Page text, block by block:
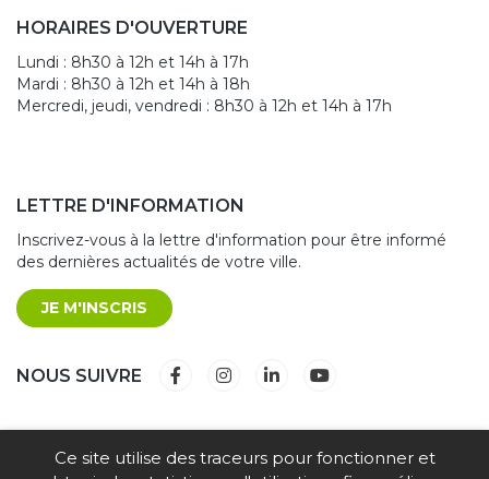
Ce site utilise des traceurs pour fonctionner et
HORAIRES D'OUVERTURE
Lundi : 8h30 à 12h et 14h à 17h
Mardi : 8h30 à 12h et 14h à 18h
Mercredi, jeudi, vendredi : 8h30 à 12h et 14h à 17h
LETTRE D'INFORMATION
Inscrivez-vous à la lettre d'information pour être informé
des dernières actualités de votre ville.
JE M'INSCRIS
NOUS SUIVRE Lien vers le compte Facebook
Lien vers le compte Instagram
Lien vers le compte Linkedin
Lien vers la chaîne